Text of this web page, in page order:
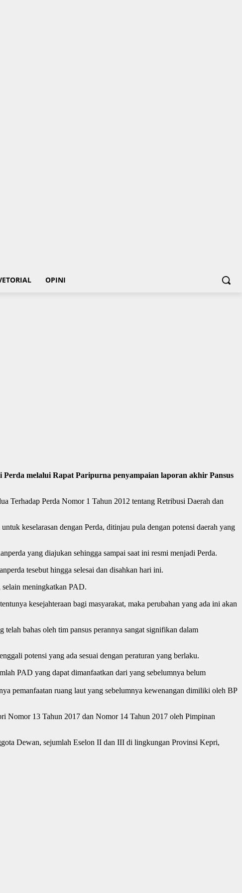
OPINI
melalui Rapat Paripurna penyampaian laporan akhir Pansus
Terhadap Perda Nomor 1 Tahun 2012 tentang Retribusi Daerah dan
keselarasan dengan Perda, ditinjau pula dengan potensi daerah yang
yang diajukan sehingga sampai saat ini resmi menjadi Perda.
tesebut hingga selesai dan disahkan hari ini.
selain meningkatkan PAD.
kesejahteraan bagi masyarakat, maka perubahan yang ada ini akan
bahas oleh tim pansus perannya sangat signifikan dalam
potensi yang ada sesuai dengan peraturan yang berlaku.
PAD yang dapat dimanfaatkan dari yang sebelumnya belum
pemanfaatan ruang laut yang sebelumnya kewenangan dimiliki oleh BP
Nomor 13 Tahun 2017 dan Nomor 14 Tahun 2017 oleh Pimpinan
Dewan, sejumlah Eselon II dan III di lingkungan Provinsi Kepri,